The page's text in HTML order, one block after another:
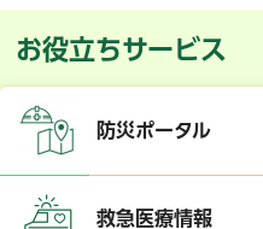
お役立ちサービス
防災ポータル
救急医療情報